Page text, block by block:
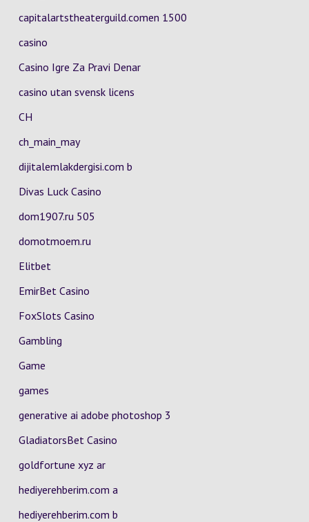
capitalartstheaterguild.comen 1500
casino
Casino Igre Za Pravi Denar
casino utan svensk licens
CH
ch_main_may
dijitalemlakdergisi.com b
Divas Luck Casino
dom1907.ru 505
domotmoem.ru
Elitbet
EmirBet Casino
FoxSlots Casino
Gambling
Game
games
generative ai adobe photoshop 3
GladiatorsBet Casino
goldfortune xyz ar
hediyerehberim.com a
hediyerehberim.com b